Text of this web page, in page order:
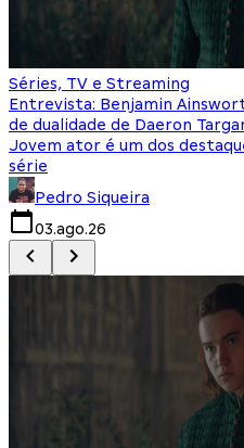
Séries, TV e Streaming
Entrevista: Benjamin
de dualidade de Daeron
Jovem ator é um dos
série
Pedro Siqueira
03.ago.26